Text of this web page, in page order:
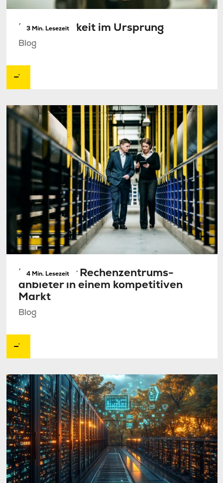
3 Min. Lesezeit
Nachhaltigkeit im Ursprung
Blog
4 Min. Lesezeit
Relevanter Rechen­zentrums­
anbieter in einem kompetitiven
Markt
Blog